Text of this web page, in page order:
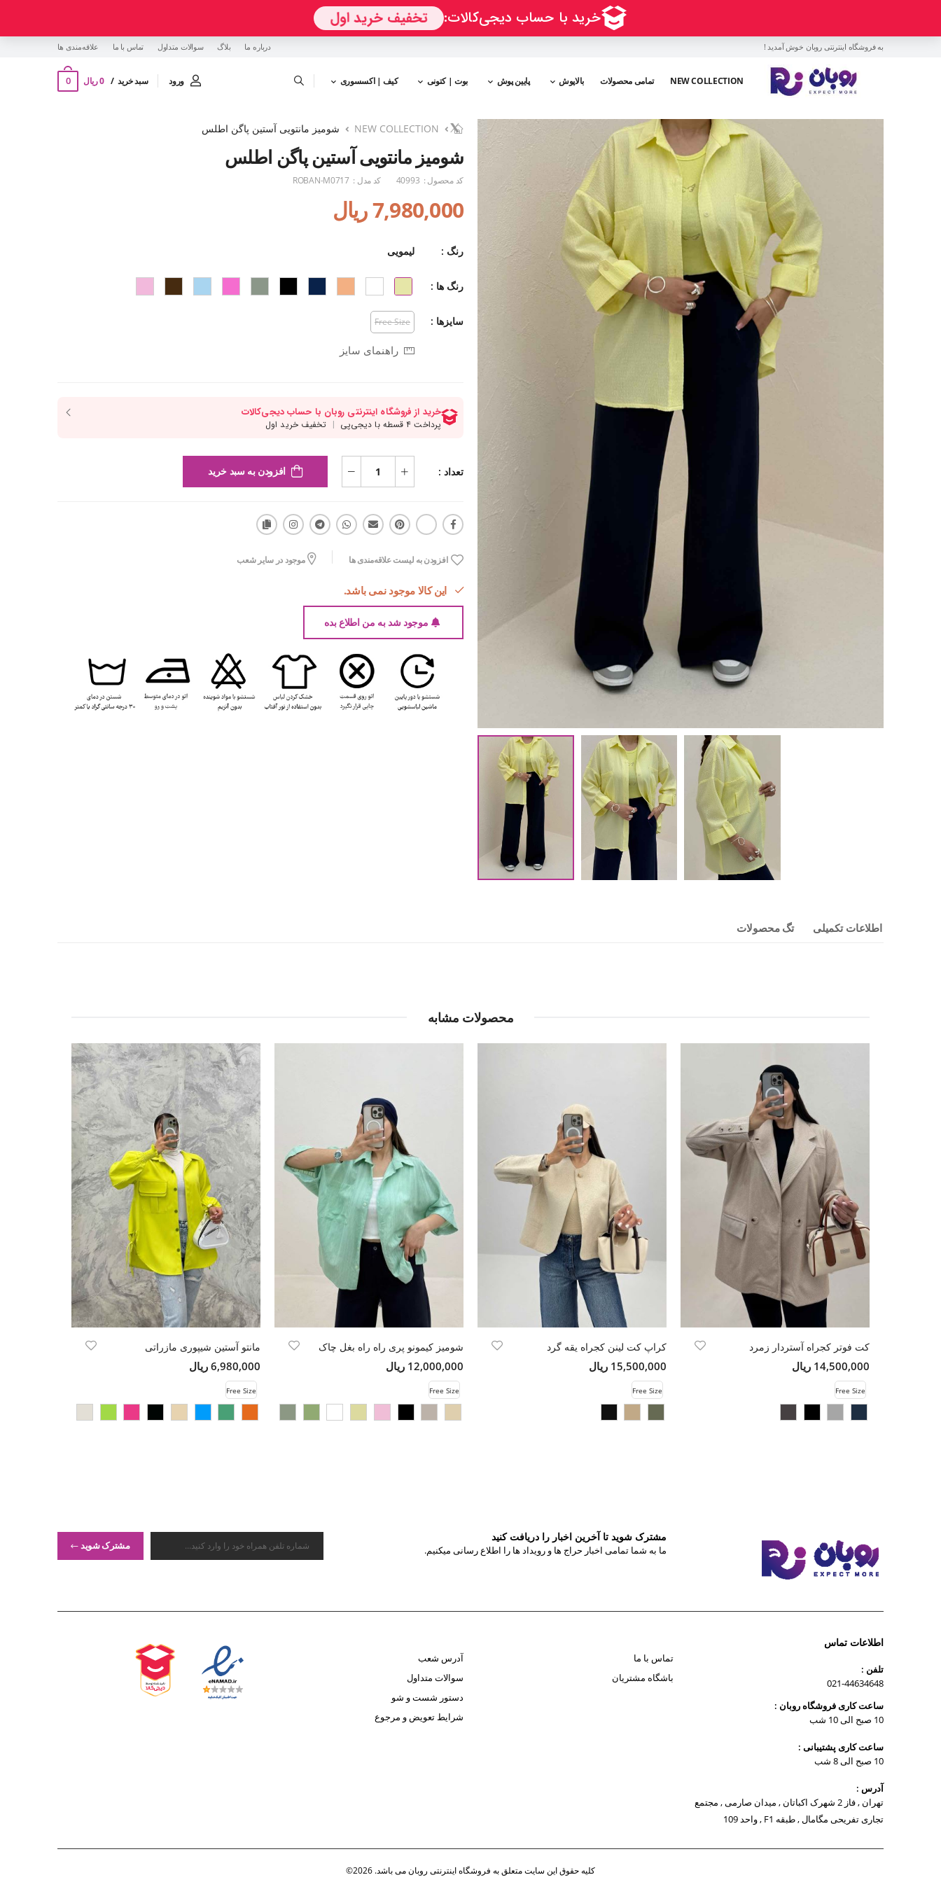
به فروشگاه اینترنتی روبان خوش آمدید ! درباره ما بلاگ سوالات متداول تماس با ما ‌علاقه‌مندی ها
NEW COLLECTION تمامی محصولات بالاپوش پایین پوش بوت | کتونی کیف | اکسسوری ورود سبد خرید 0 ریال 0
NEW COLLECTION شومیز مانتویی آستین پاگن اطلس
شومیز مانتویی آستین پاگن اطلس
کد محصول : 40993 کد مدل : ROBAN-M0717
7,980,000 ریال
رنگ : لیمویی
رنگ ها :
سایزها : Free Size
راهنمای سایز
تعداد : افزودن به سبد خرید
افزودن به لیست علاقه‌مندی ها موجود در سایر شعب
این کالا موجود نمی باشد.
موجود شد به من اطلاع بده
اطلاعات تکمیلی تگ محصولات
محصولات مشابه
کت فوتر کجراه آستردار زمرد
14,500,000 ریال
Free Size
کراپ کت لینن کجراه یقه گرد
15,500,000 ریال
Free Size
شومیز کیمونو پری راه راه بغل چاک
12,000,000 ریال
Free Size
مانتو آستین شیپوری مازراتی
6,980,000 ریال
Free Size
مشترک شوید تا آخرین اخبار را دریافت کنید
ما به شما تمامی اخبار حراج ها و رویداد ها را اطلاع رسانی میکنیم. مشترک شوید
اطلاعات تماس
تلفن :
021-44634648
ساعت کاری فروشگاه روبان :
10 صبح الی 10 شب
ساعت کاری پشتیبانی :
10 صبح الی 8 شب
آدرس :
تهران , فاز 2 شهرک اکباتان , میدان صارمی , مجتمع
تجاری تفریحی مگامال , طبقه F1 , واحد 109
تماس با ما
باشگاه مشتریان
آدرس شعب
سوالات متداول
دستور شست و شو
شرایط تعویض و مرجوع
کلیه حقوق این سایت متعلق به فروشگاه اینترنتی روبان می باشد. 2026©